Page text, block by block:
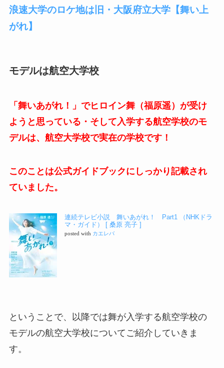
浪速大学のロケ地は旧・大阪府立大学【舞い上
がれ】
モデルは航空大学校
「舞いあがれ！」でヒロイン舞（福原遥）が受け
ようと思っている・そして入学する航空学校のモ
デルは、航空大学校で実在の学校です！
このことは公式ガイドブックにしっかり記載され
ていました。
連続テレビ小説 舞いあがれ！ Part1 （NHKドラ
マ・ガイド） [ 桑原 亮子 ]
posted with カエレバ
ということで、以降では舞が入学する航空学校の
モデルの航空大学校についてご紹介していきま
す。